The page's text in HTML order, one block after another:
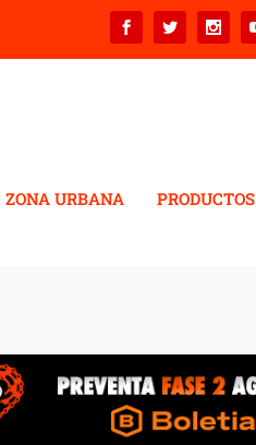
ZONA URBANA PRODUCTOS